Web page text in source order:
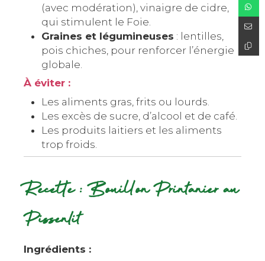
(avec modération), vinaigre de cidre,
qui stimulent le Foie.
Graines et légumineuses : lentilles,
pois chiches, pour renforcer l’énergie
globale.
À éviter :
Les aliments gras, frits ou lourds.
Les excès de sucre, d’alcool et de café.
Les produits laitiers et les aliments
trop froids.
Recette : Bouillon Printanier au
Pissenlit
Ingrédients :